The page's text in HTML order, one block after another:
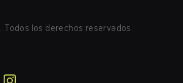
Todos los derechos reservados.